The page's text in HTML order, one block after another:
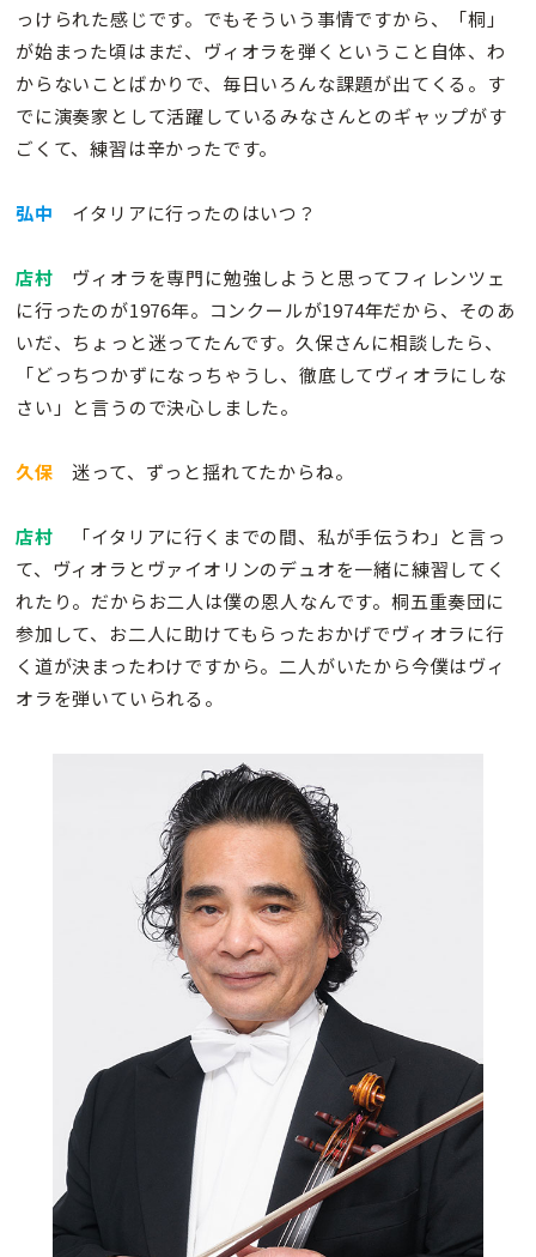
っけられた感じです。でもそういう事情ですから、「桐」
が始まった頃はまだ、ヴィオラを弾くということ自体、わ
からないことばかりで、毎日いろんな課題が出てくる。す
でに演奏家として活躍しているみなさんとのギャップがす
ごくて、練習は辛かったです。
弘中 イタリアに行ったのはいつ？
店村 ヴィオラを専門に勉強しようと思ってフィレンツェ
に行ったのが1976年。コンクールが1974年だから、そのあ
いだ、ちょっと迷ってたんです。久保さんに相談したら、
「どっちつかずになっちゃうし、徹底してヴィオラにしな
さい」と言うので決心しました。
久保 迷って、ずっと揺れてたからね。
店村 「イタリアに行くまでの間、私が手伝うわ」と言っ
て、ヴィオラとヴァイオリンのデュオを一緒に練習してく
れたり。だからお二人は僕の恩人なんです。桐五重奏団に
参加して、お二人に助けてもらったおかげでヴィオラに行
く道が決まったわけですから。二人がいたから今僕はヴィ
オラを弾いていられる。